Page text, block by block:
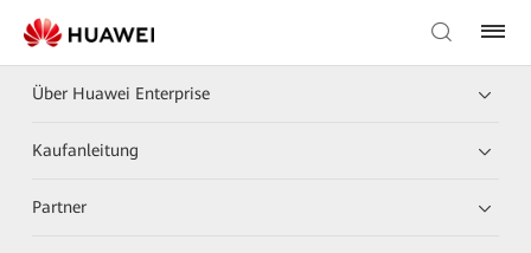
Über Huawei Enterprise
Kaufanleitung
Partner